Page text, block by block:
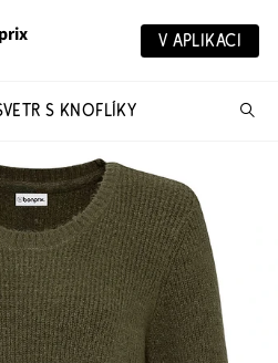
V APLIKACI
S KNOFLÍKY